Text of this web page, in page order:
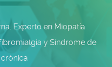
Experto en Miopatía
y Síndrome de
crónica